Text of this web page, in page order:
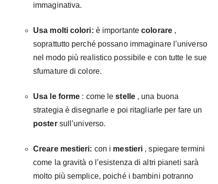
immaginativa.
Usa molti colori: è importantecolorare,
soprattutto perché possano immaginare l’universo
nel modo più realistico possibile e con tutte le sue
sfumature di colore.
Usa le forme : come lestelle, una buona
strategia è disegnarle e poi ritagliarle per fare un
postersull’universo.
Creare mestieri: con i mestieri , spiegare termini
come la gravità o l’esistenza di altri pianeti sarà
molto più semplice, poiché i bambini potranno